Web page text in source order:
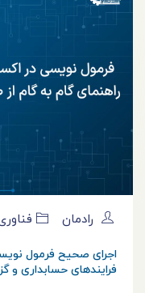
رادمان
اجرای صحیح فرمول
فرایندهای حسابداری و